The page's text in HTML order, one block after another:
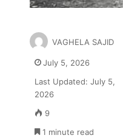
VAGHELA SAJID
July 5, 2026
Last Updated: July 5,
2026
9
1 minute read